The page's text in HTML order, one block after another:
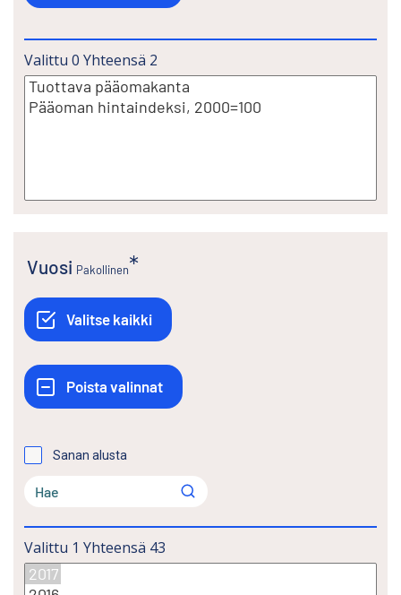
Valittu 0 Yhteensä 2
Vuosi Pakollinen
Sanan alusta
Valittu 1 Yhteensä 43